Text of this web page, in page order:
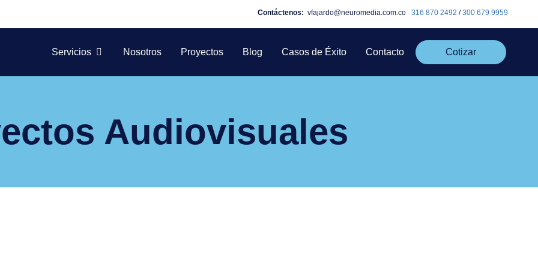
Contáctenos: vfajardo@neuromedia.com.co 316 870 2492 /300 679 9959
Servicios Nosotros Proyectos Blog Casos de Éxito Contacto Cotizar
Audiovisuales